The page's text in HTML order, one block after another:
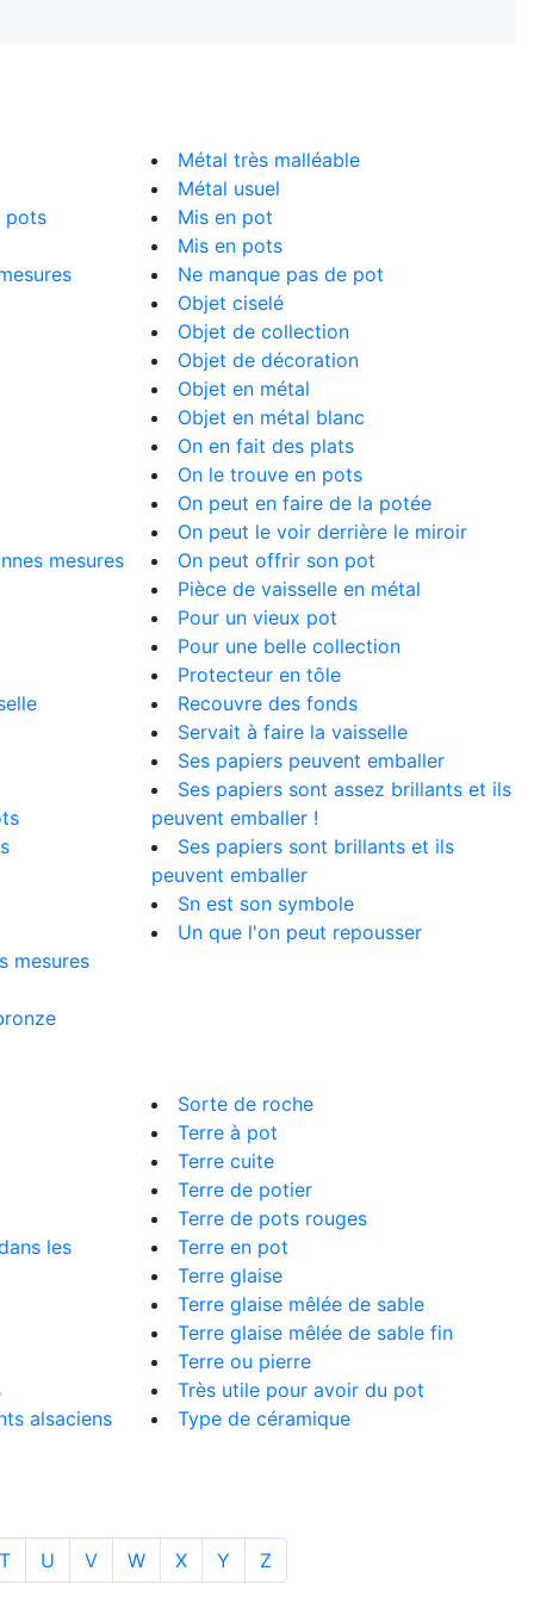
pots
mesures
mesures
Métal très malléable
Métal usuel
Mis en pot
Mis en pots
Ne manque pas de pot
Objet ciselé
Objet de collection
Objet de décoration
Objet en métal
Objet en métal blanc
On en fait des plats
On le trouve en pots
On peut en faire de la potée
On peut le voir derrière le miroir
On peut offrir son pot
Pièce de vaisselle en métal
Pour un vieux pot
Pour une belle collection
Protecteur en tôle
Recouvre des fonds
Servait à faire la vaisselle
Ses papiers peuvent emballer
Ses papiers sont assez brillants et ils
peuvent emballer !
Ses papiers sont brillants et ils
peuvent emballer
Sn est son symbole
Un que l'on peut repousser
les
alsaciens
Sorte de roche
Terre à pot
Terre cuite
Terre de potier
Terre de pots rouges
Terre en pot
Terre glaise
Terre glaise mêlée de sable
Terre glaise mêlée de sable fin
Terre ou pierre
Très utile pour avoir du pot
Type de céramique
U V W X Y Z